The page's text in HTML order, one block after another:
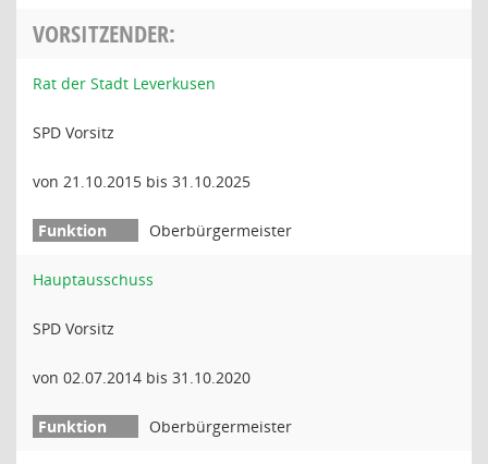
VORSITZENDER:
Rat der Stadt Leverkusen
SPD Vorsitz
von 21.10.2015 bis 31.10.2025
Oberbürgermeister
Hauptausschuss
SPD Vorsitz
von 02.07.2014 bis 31.10.2020
Oberbürgermeister